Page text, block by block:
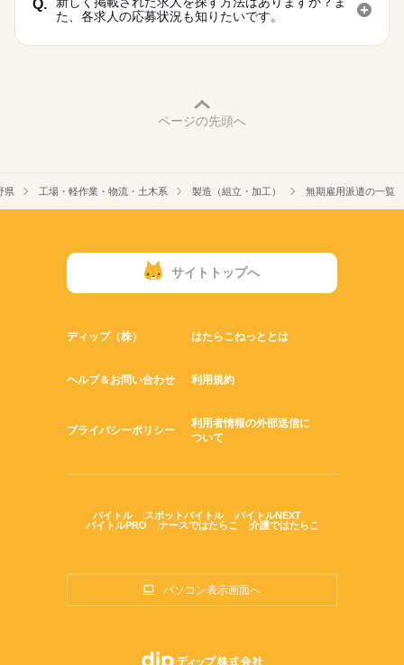
Q.
た、各求人の応募状況も知りたいです。
ページの先頭へ
県 工場・軽作業・物流・土木系 製造（組立・加工） 無期雇用派遣の一覧
サイトトップへ
ディップ（株） はたらこねっととは
ヘルプ＆お問い合わせ 利用規約
プライバシーポリシー
利用者情報の外部送信に
ついて
バイトル スポットバイトル
バイトルNEXT
バイトルPRO
ナースではたらこ 介護ではたらこ
パソコン表示画面へ